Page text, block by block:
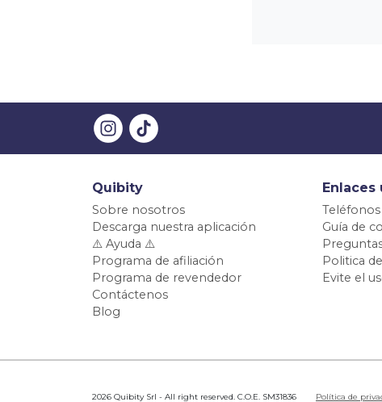
Quibity
Sobre nosotros
Descarga nuestra aplicación
⚠️ Ayuda ⚠️
Programa de afiliación
Programa de revendedor
Contáctenos
Blog
Enlaces
Guía de
Politica
Evite el
2026 Quibity Srl - All right reserved. C.O.E. SM31836 Política de